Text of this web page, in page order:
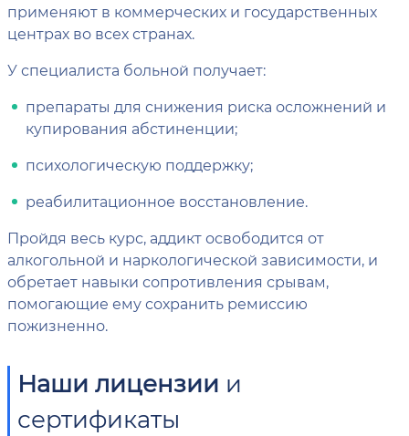
применяют в коммерческих и государственных
центрах во всех странах.
У специалиста больной получает:
препараты для снижения риска осложнений и
купирования абстиненции;
психологическую поддержку;
реабилитационное восстановление.
Пройдя весь курс, аддикт освободится от
алкогольной и наркологической зависимости, и
обретает навыки сопротивления срывам,
помогающие ему сохранить ремиссию
пожизненно.
Наши лицензии и
сертификаты